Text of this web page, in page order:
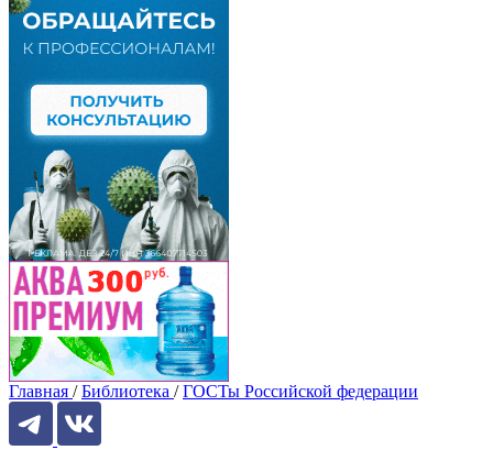
Главная / Библиотека / ГОСТы Российской федерации